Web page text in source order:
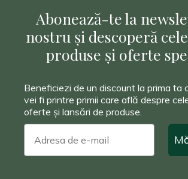
Abonează-te la
nostru și descoperă
produse și oferte
Beneficiezi de un discount la prima ta
vei fi printre primii care află despre
oferte și lansări de produse.